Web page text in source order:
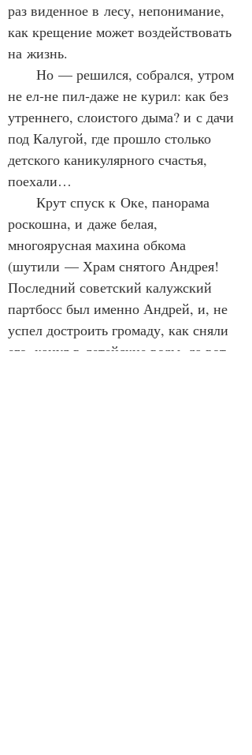
раз виденное в лесу, непонимание,
как крещение может воздействовать
на жизнь.
Но — решился, собрался, утром
не ел‑не пил‑даже не курил: как без
утреннего, слоистого дыма? и с дачи
под Калугой, где прошло столько
детского каникулярного счастья,
поехали…
Крут спуск к Оке, панорама
роскошна, и даже белая,
многоярусная махина обкома
(шутили — Храм снятого Андрея!
Последний советский калужский
партбосс был именно Андрей, и, не
успел достроить громаду, как сняли
его, канул в летейские воды, да вот